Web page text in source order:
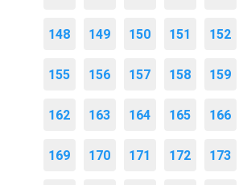
148 149 150 151 152
155 156 157 158 159
162 163 164 165 166
169 170 171 172 173